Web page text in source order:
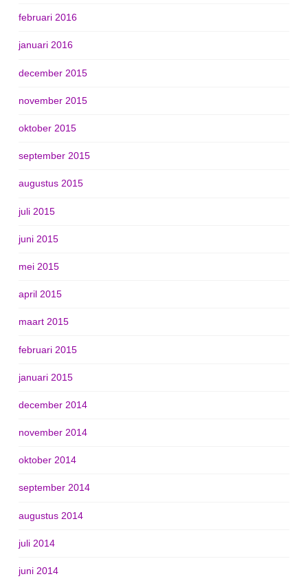
februari 2016
januari 2016
december 2015
november 2015
oktober 2015
september 2015
augustus 2015
juli 2015
juni 2015
mei 2015
april 2015
maart 2015
februari 2015
januari 2015
december 2014
november 2014
oktober 2014
september 2014
augustus 2014
juli 2014
juni 2014